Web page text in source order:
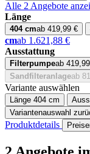
Alle 2 Angebote
Länge
404 cmab 419,99 €
cmab 1.621,88 €
Ausstattung
Filterpumpeab
Sandfilteranlageab
Variante auswählen
Länge 404 cm
Variantenauswahl
Produktdetails